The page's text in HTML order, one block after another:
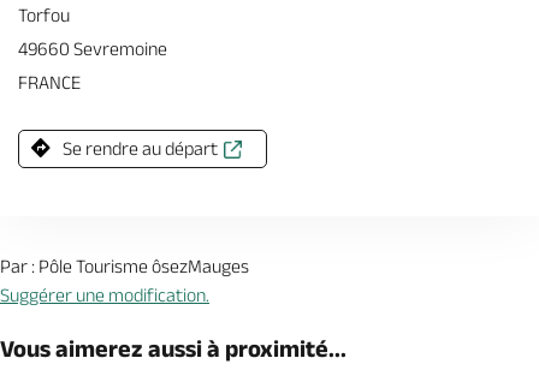
Torfou
49660 Sevremoine
FRANCE
Se rendre au départ
Par : Pôle Tourisme ôsezMauges
Suggérer une modification.
Vous aimerez aussi à proximité...